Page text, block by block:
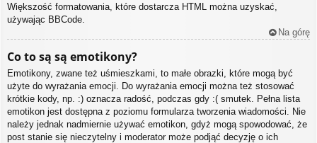
Większość formatowania, które dostarcza HTML można uzyskać,
używając BBCode.
Na górę
Co to są są emotikony?
Emotikony, zwane też uśmieszkami, to małe obrazki, które mogą być
użyte do wyrażania emocji. Do wyrażania emocji można też stosować
krótkie kody, np. :) oznacza radość, podczas gdy :( smutek. Pełna lista
emotikon jest dostępna z poziomu formularza tworzenia wiadomości. Nie
należy jednak nadmiernie używać emotikon, gdyż mogą spowodować, że
post stanie się nieczytelny i moderator może podjąć decyzję o ich